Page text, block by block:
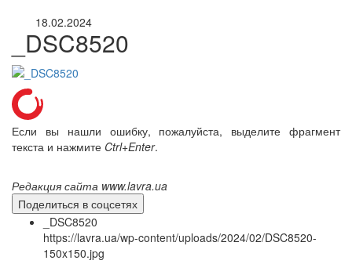
18.02.2024
_DSC8520
Если вы нашли ошибку, пожалуйста, выделите фрагмент
текста и нажмите Ctrl+Enter.
Редакция сайта www.lavra.ua
Поделиться в соцсетях
_DSC8520
https://lavra.ua/wp-content/uploads/2024/02/DSC8520-
150x150.jpg